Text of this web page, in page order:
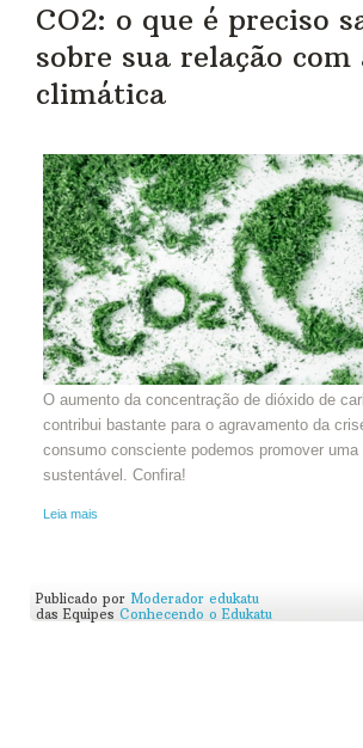
CO2: o que é preciso
sobre sua relação com
climática
O aumento da concentração de dióxido de
contribui bastante para o agravamento da
consumo consciente podemos promover
sustentável. Confira!
Leia mais
Publicado por Moderador edukatu
das Equipes Conhecendo o Edukatu